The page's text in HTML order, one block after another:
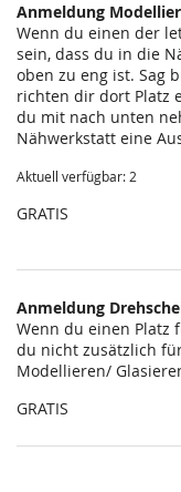
Anmeldung
Wenn du einen der
sein, dass du in die
oben zu eng ist. Sag
richten dir dort Platz
du mit nach unten
Nähwerkstatt eine
Aktuell verfügbar: 2
GRATIS
Anmeldung
Wenn du einen Platz
du nicht zusätzlich
Modellieren/
GRATIS